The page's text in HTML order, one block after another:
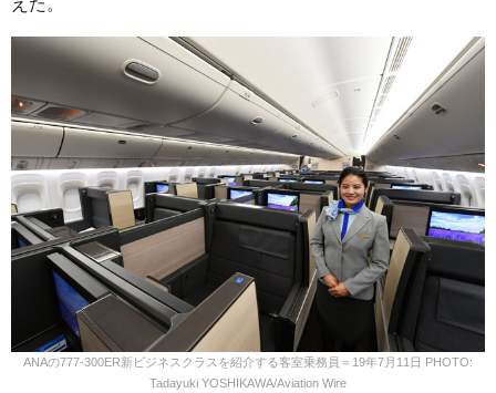
ANAの777-300ER新ビジネスクラスを紹介する客室乗務員＝19年7月11日 PHOTO:
Tadayuki YOSHIKAWA/Aviation Wire